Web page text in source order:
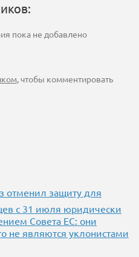
пока не добавлено
, чтобы комментировать
отменил защиту для
с 31 июля юридически
Совета ЕС: они
не являются уклонистами